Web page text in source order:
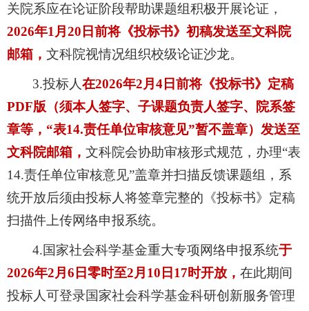
关院系应在论证阶段帮助课题组积极开展论证，
2026年1 月 20 日前将《投标书》初稿发送至文科院
邮箱， 文科院视情况组织校级论证沙龙。
3.投标人在2026年2月 4 日前将《投标书》定稿
PDF版（须本人签字、子课题负责人签字、院系签
章等， “表14.责任单位审核意见”暂不盖章）发送至
文科院邮箱， 文科院会协助审核形式规范，办理“表
14.责任单位审核意见”盖章并扫描反馈课题组，系
统开放后须由投标人将签章完整的《投标书》定稿
扫描件上传网络申报系统。
4.国家社会科学基金重大专项网络申报系统于
2026年2月 6 日零时至2月 10 日 17时开放， 在此期间
投标人可登录国家社会科学基金科研创新服务管理